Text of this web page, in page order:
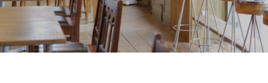
i
g
a
t